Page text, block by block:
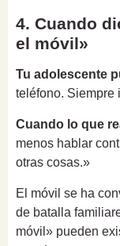
4. Cuando
el móvil»
Tu adolescente
teléfono. Siempre
Cuando lo que
menos hablar
otras cosas.»
El móvil se ha
de batalla
móvil» pueden